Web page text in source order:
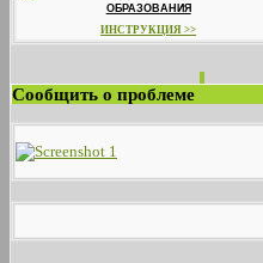
ИНСТРУКЦИЯ >>
Сообщить о проблеме